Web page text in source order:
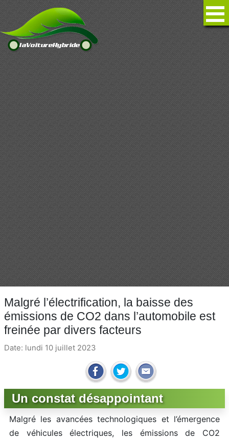
Malgré l’électrification, la baisse des
émissions de CO2 dans l’automobile est
freinée par divers facteurs
Date: lundi 10 juillet 2023
Un constat désappointant
Malgré les avancées technologiques et l’émergence
de véhicules électriques, les émissions de CO2